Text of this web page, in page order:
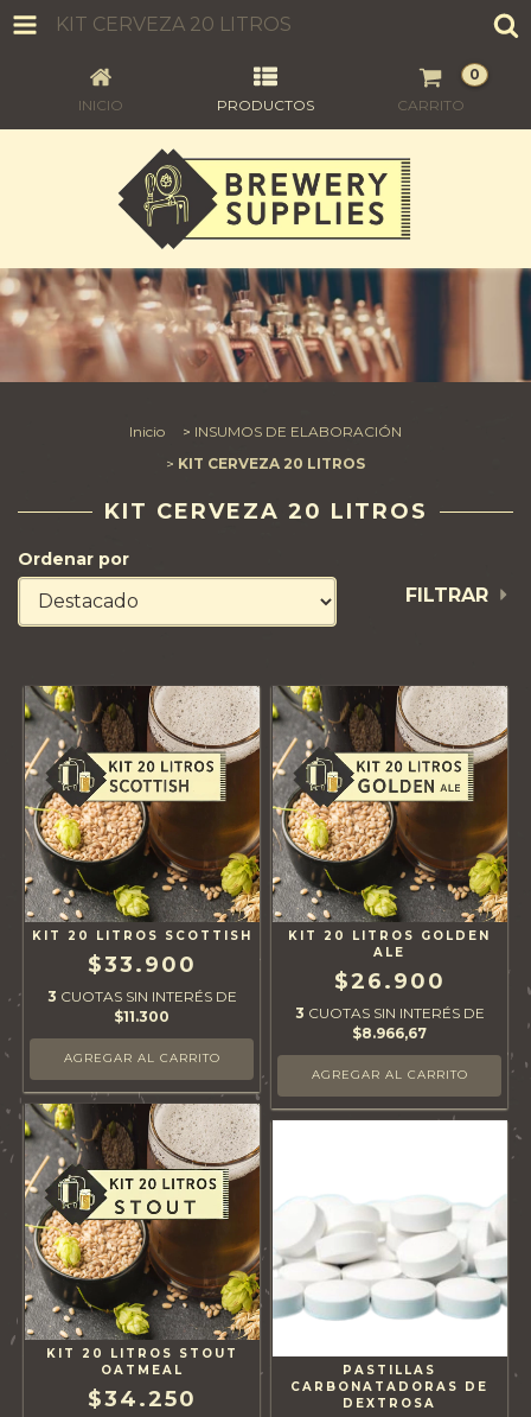
KIT CERVEZA 20 LITROS
INICIO PRODUCTOS CARRITO
0
Inicio > INSUMOS DE ELABORACIÓN
> KIT CERVEZA 20 LITROS
KIT CERVEZA 20 LITROS
Ordenar por
FILTRAR
KIT 20 LITROS SCOTTISH
$33.900
3 CUOTAS SIN INTERÉS DE
$11.300
KIT 20 LITROS GOLDEN
ALE
$26.900
3 CUOTAS SIN INTERÉS DE
$8.966,67
KIT 20 LITROS STOUT
OATMEAL
$34.250
PASTILLAS
CARBONATADORAS DE
DEXTROSA